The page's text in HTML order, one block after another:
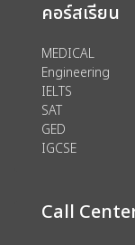
คอร์สเรียน
MEDICAL
Engineering
IELTS
SAT
GED
IGCSE
Call